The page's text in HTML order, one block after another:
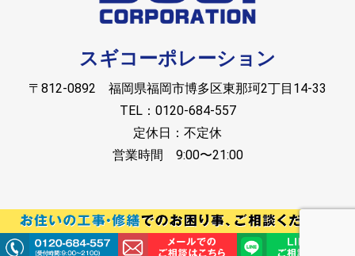
スギコーポレーション
〒812-0892 福岡県福岡市博多区東那珂2丁目14-33
TEL：0120-684-557
定休日：不定休
営業時間 9:00〜21:00
Copyright © スギコーポレーション. All rights reserved.